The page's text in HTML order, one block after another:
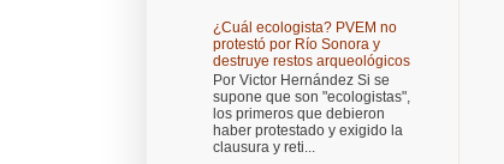
¿Cuál ecologista? PVEM no
protestó por Río Sonora y
destruye restos arqueológicos
Por Victor Hernández Si se
supone que son "ecologistas",
los primeros que debieron
haber protestado y exigido la
clausura y reti...